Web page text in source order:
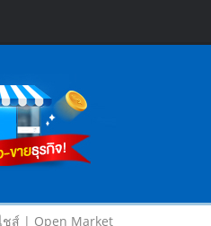
ชส์ | Open Market